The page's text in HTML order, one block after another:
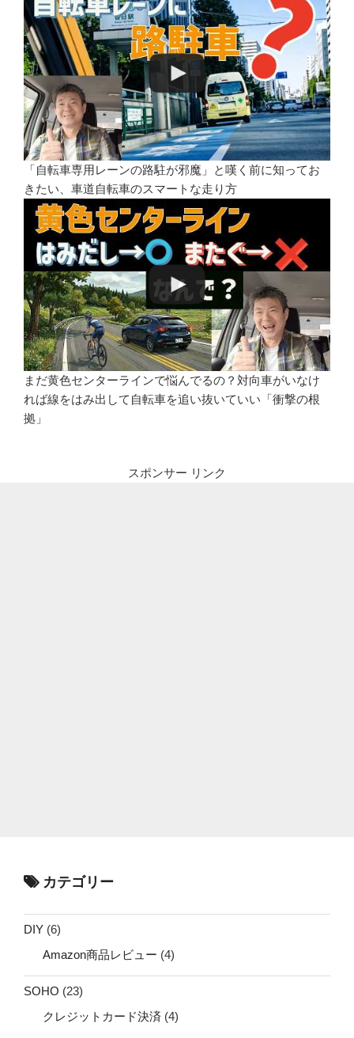
「自転車専用レーンの路駐が邪魔」と嘆く前に知ってお
きたい、車道自転車のスマートな走り方
まだ黄色センターラインで悩んでるの？対向車がいなけ
れば線をはみ出して自転車を追い抜いていい「衝撃の根
拠」
スポンサー リンク
カテゴリー
DIY (6)
Amazon商品レビュー (4)
SOHO (23)
クレジットカード決済 (4)